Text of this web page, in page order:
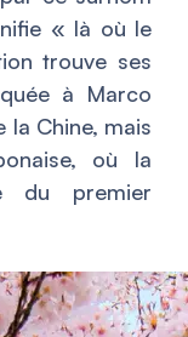
« là où le
trouve ses
à Marco
la Chine, mais
où la
du premier